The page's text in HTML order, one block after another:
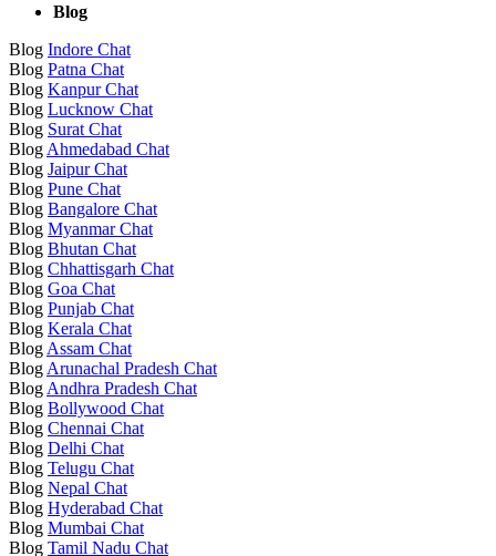
Blog
Blog Indore Chat
Blog Patna Chat
Blog Kanpur Chat
Blog Lucknow Chat
Blog Surat Chat
Blog Ahmedabad Chat
Blog Jaipur Chat
Blog Pune Chat
Blog Bangalore Chat
Blog Myanmar Chat
Blog Bhutan Chat
Blog Chhattisgarh Chat
Blog Goa Chat
Blog Punjab Chat
Blog Kerala Chat
Blog Assam Chat
Blog Arunachal Pradesh Chat
Blog Andhra Pradesh Chat
Blog Bollywood Chat
Blog Chennai Chat
Blog Delhi Chat
Blog Telugu Chat
Blog Nepal Chat
Blog Hyderabad Chat
Blog Mumbai Chat
Blog Tamil Nadu Chat